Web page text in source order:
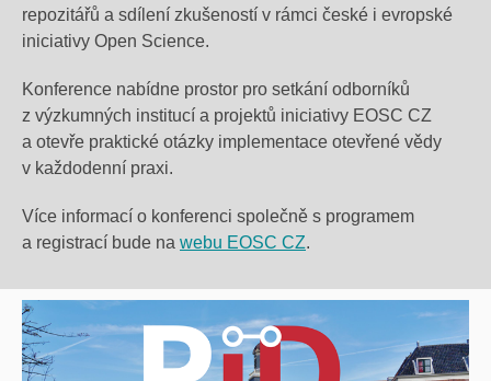
repozitářů a sdílení zkušeností v rámci české i evropské
iniciativy Open Science.
Konference nabídne prostor pro setkání odborníků
z výzkumných institucí a projektů iniciativy EOSC CZ
a otevře praktické otázky implementace otevřené vědy
v každodenní praxi.
Více informací o konferenci společně s programem
a registrací bude na webu EOSC CZ.